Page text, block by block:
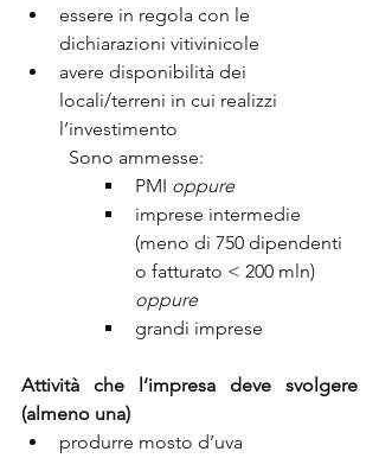
essere in regola con le
dichiarazioni vitivinicole
avere disponibilità dei
locali/terreni in cui realizzi
l’investimento
Sono ammesse:
PMI oppure
imprese intermedie
(meno di 750 dipendenti
o fatturato < 200 mln)
oppure
grandi imprese
Attività che l’impresa deve svolgere
(almeno una)
produrre mosto d’uva